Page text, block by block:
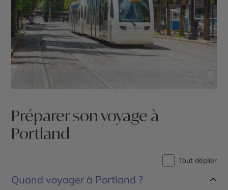
Préparer son voyage à
Portland
Tout déplier
Quand voyager à Portland ?